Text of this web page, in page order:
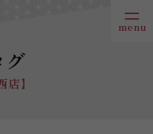
グ
店】